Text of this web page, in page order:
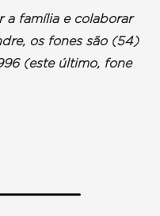
a família e colaborar
os fones são (54)
(este último, fone